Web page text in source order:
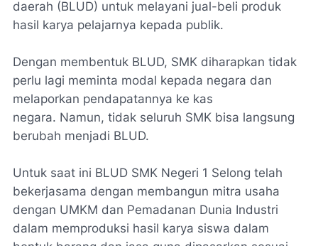
daerah (BLUD) untuk melayani jual-beli produk
hasil karya pelajarnya kepada publik.
Dengan membentuk BLUD, SMK diharapkan tidak
perlu lagi meminta modal kepada negara dan
melaporkan pendapatannya ke kas
negara. Namun, tidak seluruh SMK bisa langsung
berubah menjadi BLUD.
Untuk saat ini BLUD SMK Negeri 1 Selong telah
bekerjasama dengan membangun mitra usaha
dengan UMKM dan Pemadanan Dunia Industri
dalam memproduksi hasil karya siswa dalam